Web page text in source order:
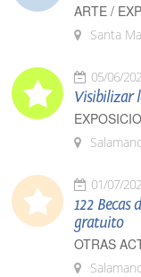
ARTE /
Santa
05/06/
Visibilizar
01/07/
122 Becas
gratuito
OTRAS